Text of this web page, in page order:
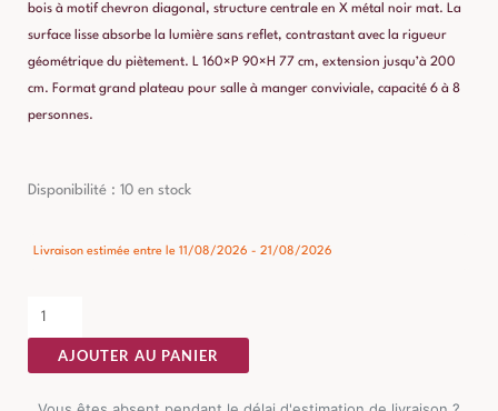
bois à motif chevron diagonal, structure centrale en X métal noir mat. La
surface lisse absorbe la lumière sans reflet, contrastant avec la rigueur
géométrique du piètement. L 160×P 90×H 77 cm, extension jusqu’à 200
cm. Format grand plateau pour salle à manger conviviale, capacité 6 à 8
personnes.
Disponibilité : 10 en stock
Livraison estimée entre le 11/08/2026 - 21/08/2026
quantité
Table
Manger
Naturel
Extensible
AJOUTER AU PANIER